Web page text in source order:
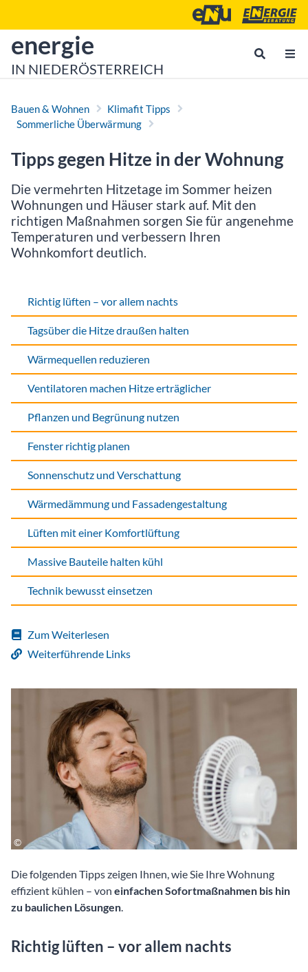
Energie- und
zur Startseite von
energie
IN NIEDERÖSTERREICH
Bauen & Wohnen
Klimafit Tipps
Sommerliche Überwärmung
Tipps gegen Hitze in der Wohnung
Die vermehrten Hitzetage im Sommer heizen
Wohnungen und Häuser stark auf. Mit den
richtigen Maßnahmen sorgen Sie für angenehme
Temperaturen und verbessern Ihren
Wohnkomfort deutlich.
Richtig lüften – vor allem nachts
Tagsüber die Hitze draußen halten
Wärmequellen reduzieren
Ventilatoren machen Hitze erträglicher
Pflanzen und Begrünung nutzen
Fenster richtig planen
Sonnenschutz und Verschattung
Wärmedämmung und Fassadengestaltung
Lüften mit einer Komfortlüftung
Massive Bauteile halten kühl
Technik bewusst einsetzen
Zum Weiterlesen
Weiterführende Links
Die folgenden Tipps zeigen Ihnen, wie Sie Ihre Wohnung
effizient kühlen – von einfachen Sofortmaßnahmen bis hin
zu baulichen Lösungen.
Richtig lüften – vor allem nachts